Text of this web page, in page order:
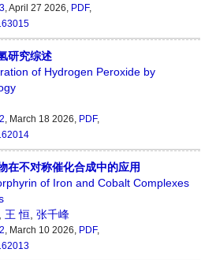
, April 27 2026, PDF,
研究综述
of Hydrogen Peroxide by
, March 18 2026, PDF,
在不对称催化合成中的应用
of Iron and Cobalt Complexes
, 王 恒, 张千峰
, March 10 2026, PDF,